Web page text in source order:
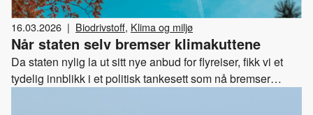
16.03.2026 | Biodrivstoff, Klima og miljø
Når staten selv bremser klimakuttene
Da staten nylig la ut sitt nye anbud for flyreiser, fikk vi et
tydelig innblikk i et politisk tankesett som nå bremser